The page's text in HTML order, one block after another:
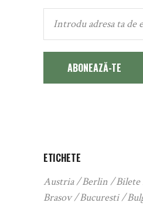
ABONEAZĂ-TE
ETICHETE
Austria Berlin
Brasov
Bucuresti